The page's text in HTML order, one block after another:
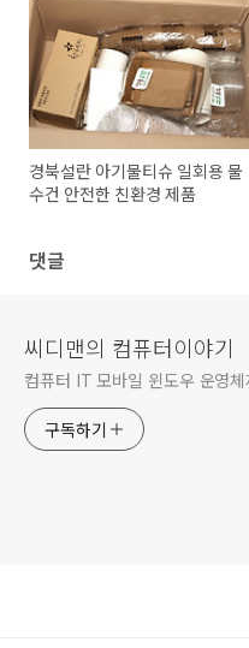
경북설란 아기물티슈 일회용 물
수건 안전한 친환경 제품
댓글
씨디맨의 컴퓨터이야기
컴퓨터 IT 모바일 윈도우 운영
구독하기